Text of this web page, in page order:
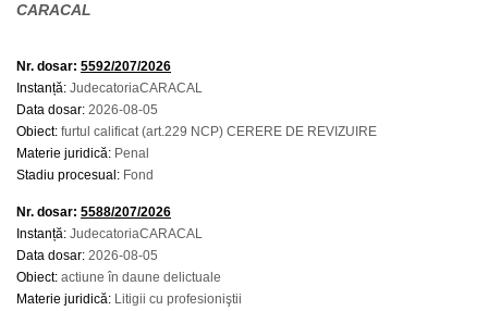
CARACAL
Nr. dosar: 5592/207/2026
Instanță: JudecatoriaCARACAL
Data dosar: 2026-08-05
Obiect: furtul calificat (art.229 NCP) CERERE DE REVIZUIRE
Materie juridică: Penal
Stadiu procesual: Fond
Nr. dosar: 5588/207/2026
Instanță: JudecatoriaCARACAL
Data dosar: 2026-08-05
Obiect: actiune în daune delictuale
Materie juridică: Litigii cu profesioniştii